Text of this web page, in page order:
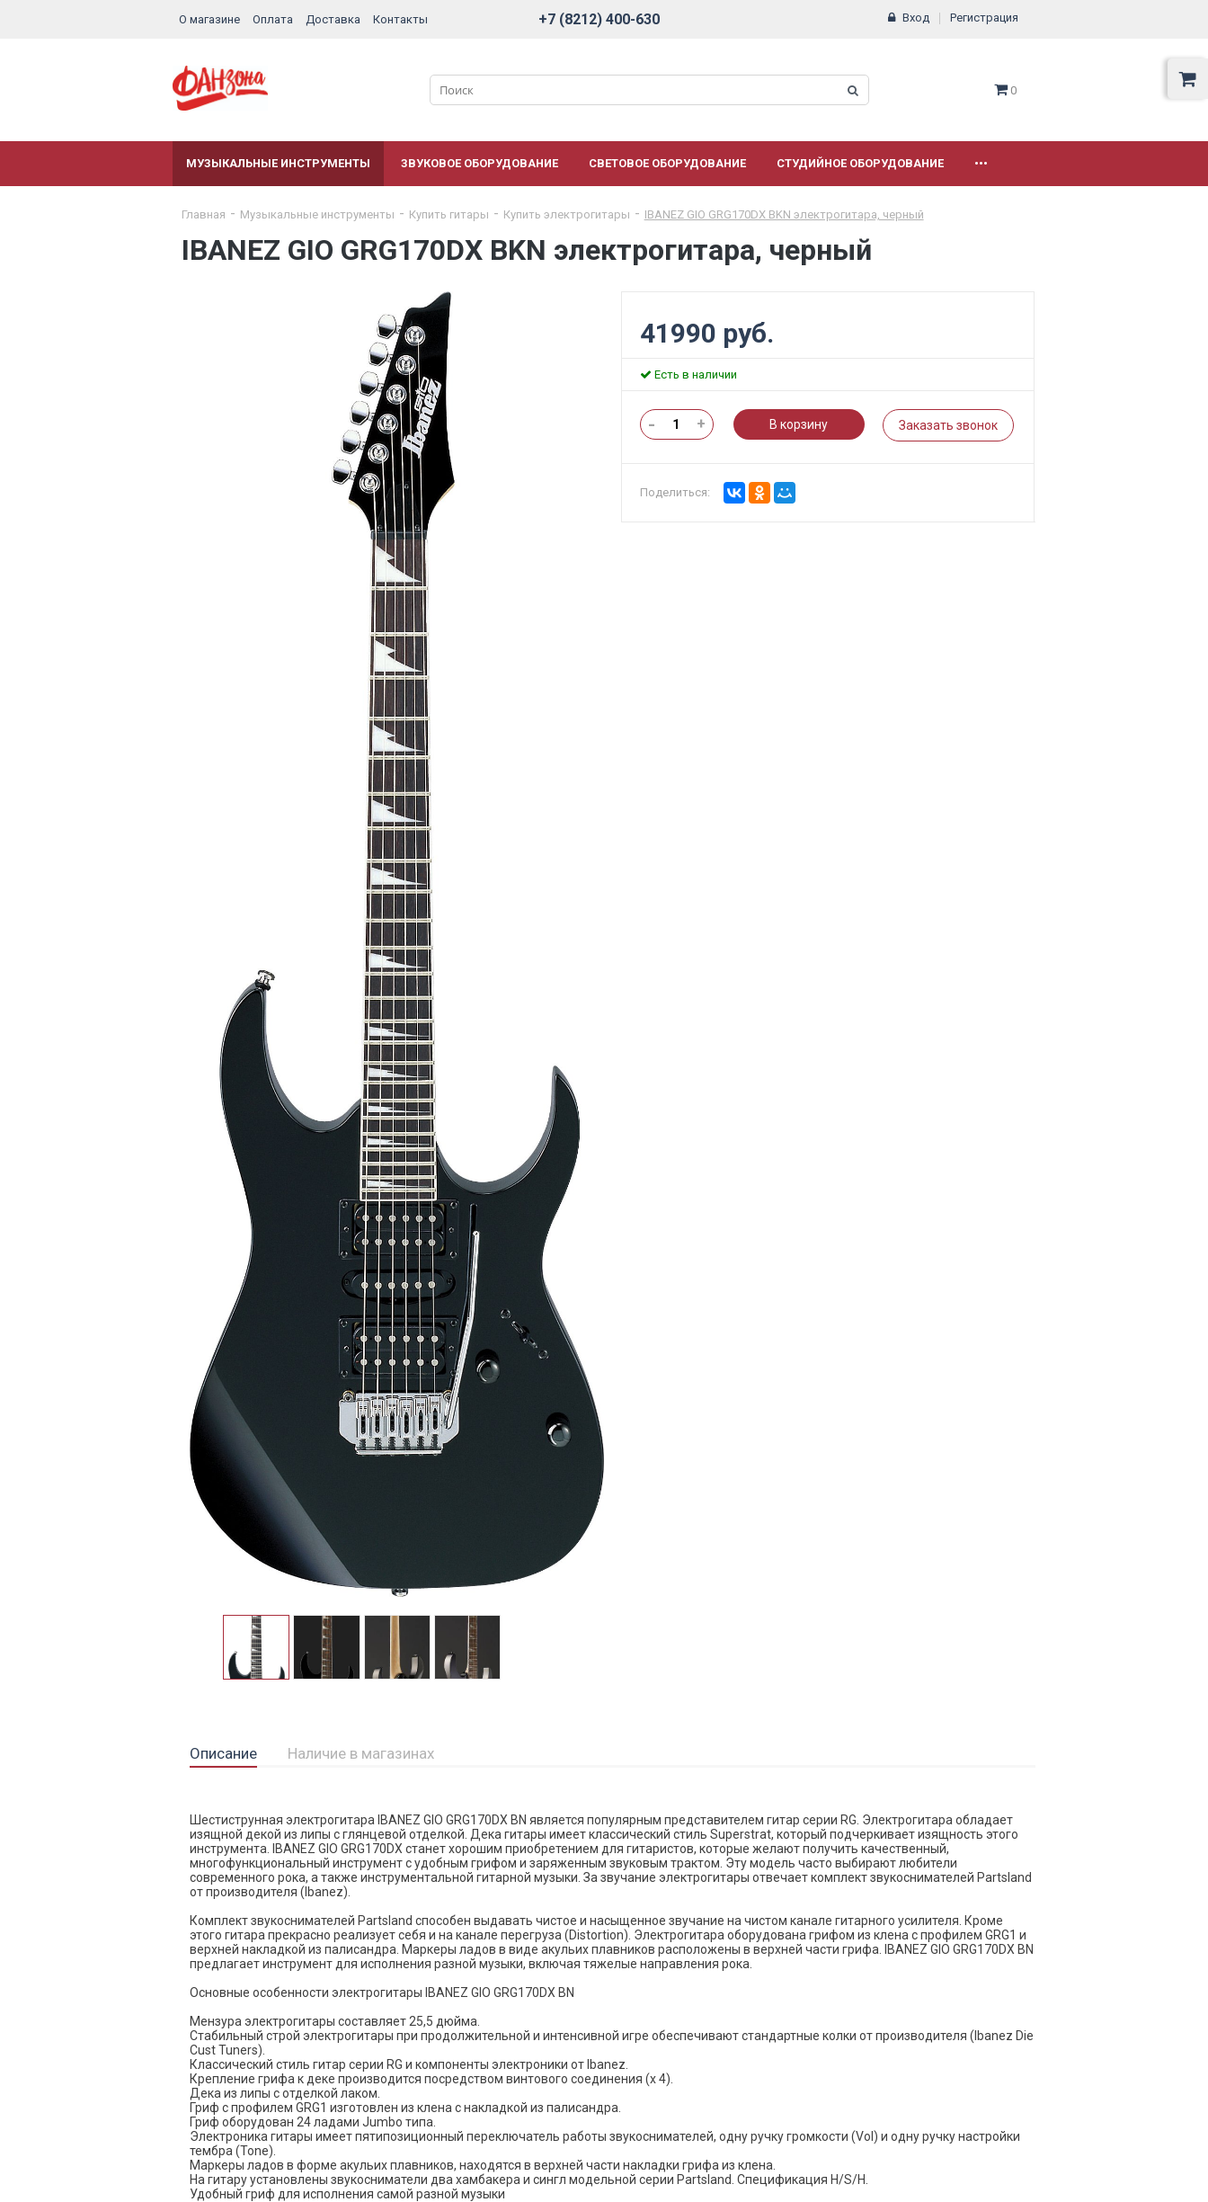
О магазине Оплата Доставка Контакты +7 (8212) 400-630 Вход Регистрация
0
МУЗЫКАЛЬНЫЕ ИНСТРУМЕНТЫ ЗВУКОВОЕ ОБОРУДОВАНИЕ СВЕТОВОЕ ОБОРУДОВАНИЕ СТУДИЙНОЕ ОБОРУДОВАНИЕ •••
Главная Музыкальные инструменты Купить гитары Купить электрогитары IBANEZ GIO GRG170DX BKN электрогитара, черный
IBANEZ GIO GRG170DX BKN электрогитара, черный
41990 руб.
Есть в наличии
- + В корзину Заказать звонок
Поделиться:
Описание Наличие в магазинах
Шестиструнная электрогитара IBANEZ GIO GRG170DX BN является популярным представителем гитар серии RG. Электрогитара обладает
изящной декой из липы с глянцевой отделкой. Дека гитары имеет классический стиль Superstrat, который подчеркивает изящность этого
инструмента. IBANEZ GIO GRG170DX станет хорошим приобретением для гитаристов, которые желают получить качественный,
многофункциональный инструмент с удобным грифом и заряженным звуковым трактом. Эту модель часто выбирают любители
современного рока, а также инструментальной гитарной музыки. За звучание электрогитары отвечает комплект звукоснимателей Partsland
от производителя (Ibanez).
Комплект звукоснимателей Partsland способен выдавать чистое и насыщенное звучание на чистом канале гитарного усилителя. Кроме
этого гитара прекрасно реализует себя и на канале перегруза (Distortion). Электрогитара оборудована грифом из клена с профилем GRG1 и
верхней накладкой из палисандра. Маркеры ладов в виде акульих плавников расположены в верхней части грифа. IBANEZ GIO GRG170DX BN
предлагает инструмент для исполнения разной музыки, включая тяжелые направления рока.
Основные особенности электрогитары IBANEZ GIO GRG170DX BN
Мензура электрогитары составляет 25,5 дюйма.
Стабильный строй электрогитары при продолжительной и интенсивной игре обеспечивают стандартные колки от производителя (Ibanez Die
Cust Tuners).
Классический стиль гитар серии RG и компоненты электроники от Ibanez.
Крепление грифа к деке производится посредством винтового соединения (х 4).
Дека из липы с отделкой лаком.
Гриф с профилем GRG1 изготовлен из клена с накладкой из палисандра.
Гриф оборудован 24 ладами Jumbo типа.
Электроника гитары имеет пятипозиционный переключатель работы звукоснимателей, одну ручку громкости (Vol) и одну ручку настройки
тембра (Tone).
Маркеры ладов в форме акульих плавников, находятся в верхней части накладки грифа из клена.
На гитару установлены звукосниматели два хамбакера и сингл модельной серии Partsland. Спецификация H/S/H.
Удобный гриф для исполнения самой разной музыки